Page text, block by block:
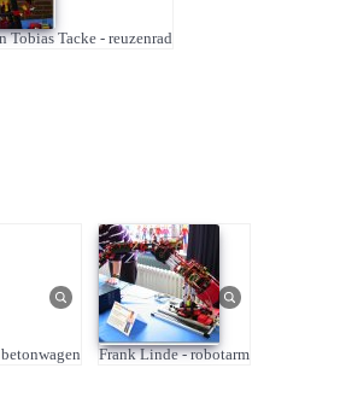
Tobias Tacke - reuzenrad
Frank Linde - robotarm